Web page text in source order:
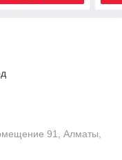
91, Алматы,